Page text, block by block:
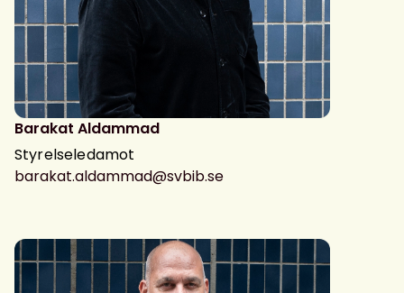
Barakat Aldammad
Styrelseledamot
barakat.aldammad@svbib.se